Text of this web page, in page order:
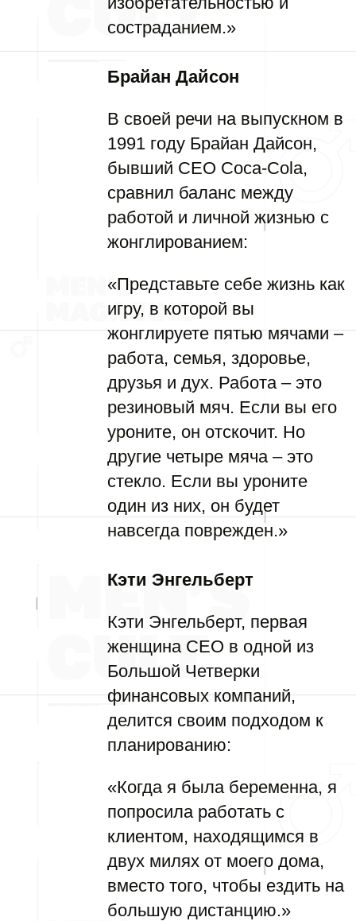
состраданием.»
Брайан Дайсон
В своей речи на выпускном в
1991 году Брайан Дайсон,
бывший CEO Coca-Cola,
сравнил баланс между
работой и личной жизнью с
жонглированием:
«Представьте себе жизнь как
игру, в которой вы
жонглируете пятью мячами –
работа, семья, здоровье,
друзья и дух. Работа – это
резиновый мяч. Если вы его
уроните, он отскочит. Но
другие четыре мяча – это
стекло. Если вы уроните
один из них, он будет
навсегда поврежден.»
Кэти Энгельберт
Кэти Энгельберт, первая
женщина CEO в одной из
Большой Четверки
финансовых компаний,
делится своим подходом к
планированию:
«Когда я была беременна, я
попросила работать с
клиентом, находящимся в
двух милях от моего дома,
вместо того, чтобы ездить на
большую дистанцию.»